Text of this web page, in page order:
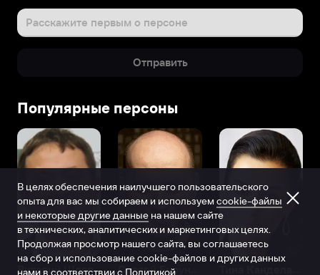
Расскажите первым о персоне
Отправить
Популярные персоны
Виталий Шляппо
В целях обеспечения наилучшего пользовательского
опыта для вас мы собираем и используем cookie-файлы
и некоторые другие данные на нашем сайте
в технических, аналитических и маркетинговых целях.
Продолжая просмотр нашего сайта, вы соглашаетесь
на сбор и использование cookie-файлов и других данных
нами в соответствии с Политикой